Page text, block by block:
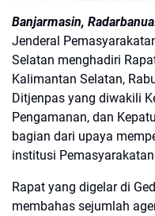
Banjarmasin,
Jenderal
Selatan menghadiri
Kalimantan Selatan,
Ditjenpas yang diwakili
Pengamanan, dan
bagian dari upaya
institusi
Rapat yang digelar di
membahas sejumlah